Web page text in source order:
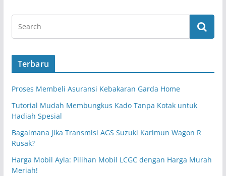
Terbaru
Proses Membeli Asuransi Kebakaran Garda Home
Tutorial Mudah Membungkus Kado Tanpa Kotak untuk
Hadiah Spesial
Bagaimana Jika Transmisi AGS Suzuki Karimun Wagon R
Rusak?
Harga Mobil Ayla: Pilihan Mobil LCGC dengan Harga Murah
Meriah!